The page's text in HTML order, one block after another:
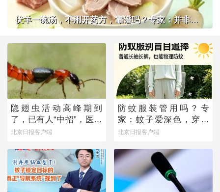
伏羊一碗汤，不用开药方，靠谱吗？专家：并非人人适用
隐翅虫活动高峰期到
了，已有人“中招”，医生
提醒——
北京日报客户端
防蚊服装管用吗？专
家：蚊子爱深色，穿浅
色衣服不易招蚊子
北京日报客户端